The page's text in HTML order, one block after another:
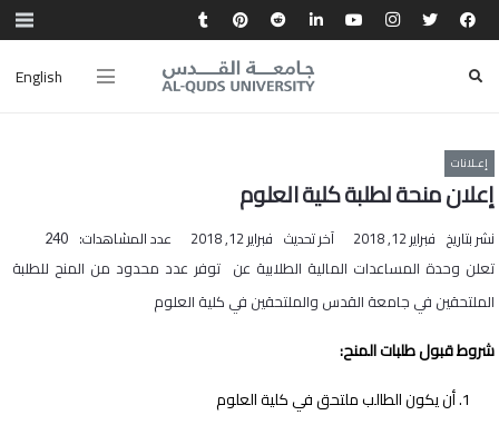
English
إعـلانات
إعلان منحة لطلبة كلية العلوم
نشر بتاريخ فبراير 12, 2018 آخر تحديث فبراير 12, 2018 عدد المشاهدات: 240
تعلن وحدة المساعدات المالية الطلابية عن توفر عدد محدود من المنح للطلبة
الملتحقين في جامعة القدس والملتحقين في كلية العلوم
شروط قبول طلبات المنح:
أن يكون الطالب ملتحق في كلية العلوم